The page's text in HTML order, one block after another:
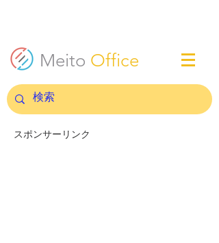
Meito Office
スポンサーリンク